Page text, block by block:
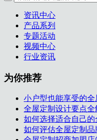
资讯中心
产品系列
专题活动
视频中心
行业资讯
为你推荐
小户型也能享受的全
全屋定制设计要点全
如何选择适合自己的
如何评估全屋定制品